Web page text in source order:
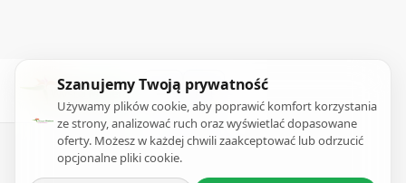
Szanujemy Twoją prywatność
Używamy plików cookie, aby poprawić komfort korzystania
ze strony, analizować ruch oraz wyświetlać dopasowane
oferty. Możesz w każdej chwili zaakceptować lub odrzucić
opcjonalne pliki cookie.